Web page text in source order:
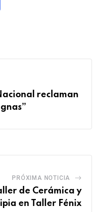
reclaman
PRÓXIMA NOTICIA
de Cerámica y
en Taller Fénix